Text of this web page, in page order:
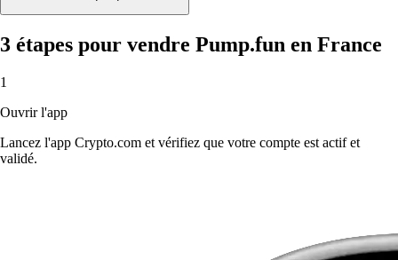
3 étapes pour vendre Pump.fun en France
1
Ouvrir l'app
Lancez l'app Crypto.com et vérifiez que votre compte est actif et
validé.